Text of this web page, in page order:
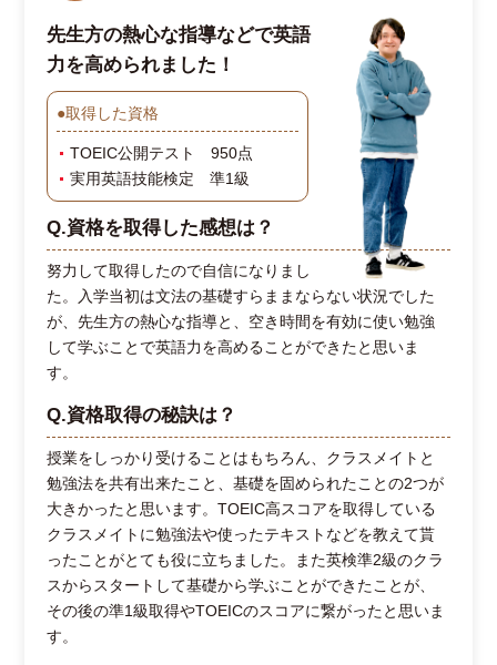
先生方の熱心な指導などで英語
力を高められました！
●取得した資格
TOEIC公開テスト 950点
実用英語技能検定 準1級
Q.資格を取得した感想は？
努力して取得したので自信になりまし
た。入学当初は文法の基礎すらままならない状況でした
が、先生方の熱心な指導と、空き時間を有効に使い勉強
して学ぶことで英語力を高めることができたと思いま
す。
Q.資格取得の秘訣は？
授業をしっかり受けることはもちろん、クラスメイトと
勉強法を共有出来たこと、基礎を固められたことの2つが
大きかったと思います。TOEIC高スコアを取得している
クラスメイトに勉強法や使ったテキストなどを教えて貰
ったことがとても役に立ちました。また英検準2級のクラ
スからスタートして基礎から学ぶことができたことが、
その後の準1級取得やTOEICのスコアに繋がったと思いま
す。